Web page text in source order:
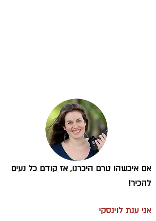
אם איכשהו טרם היכרנו, אז קודם כל נעים
להכיר!
אני ענת לוינסקי